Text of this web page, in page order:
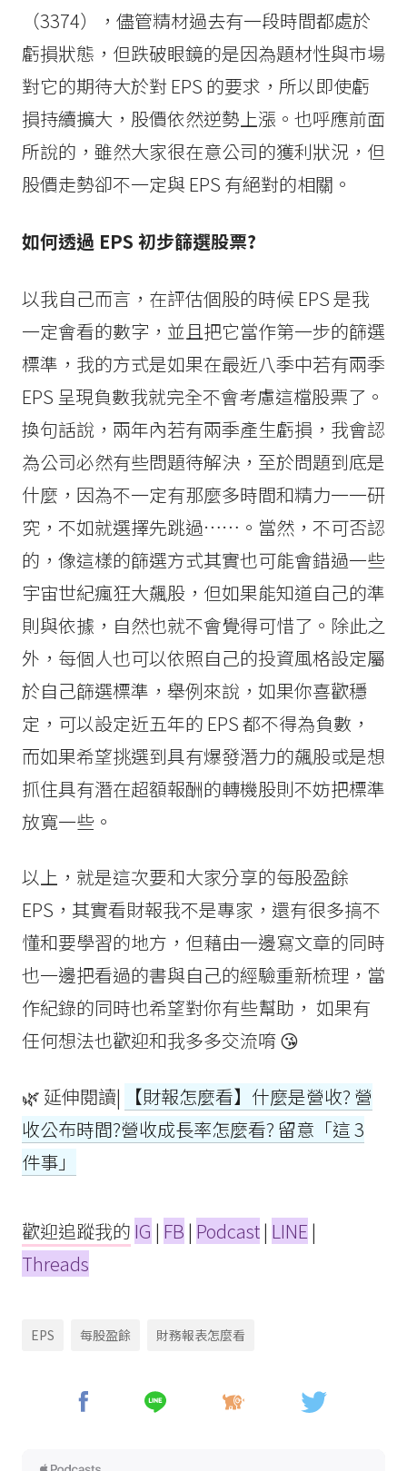
（3374），儘管精材過去有一段時間都處於
虧損狀態，但跌破眼鏡的是因為題材性與市場
對它的期待大於對 EPS 的要求，所以即使虧
損持續擴大，股價依然逆勢上漲。也呼應前面
所說的，雖然大家很在意公司的獲利狀況，但
股價走勢卻不一定與 EPS 有絕對的相關。
如何透過 EPS 初步篩選股票?
以我自己而言，在評估個股的時候 EPS 是我
一定會看的數字，並且把它當作第一步的篩選
標準，我的方式是如果在最近八季中若有兩季
EPS 呈現負數我就完全不會考慮這檔股票了。
換句話說，兩年內若有兩季產生虧損，我會認
為公司必然有些問題待解決，至於問題到底是
什麼，因為不一定有那麼多時間和精力一一研
究，不如就選擇先跳過……。當然，不可否認
的，像這樣的篩選方式其實也可能會錯過一些
宇宙世紀瘋狂大飆股，但如果能知道自己的準
則與依據，自然也就不會覺得可惜了。除此之
外，每個人也可以依照自己的投資風格設定屬
於自己篩選標準，舉例來說，如果你喜歡穩
定，可以設定近五年的 EPS 都不得為負數，
而如果希望挑選到具有爆發潛力的飆股或是想
抓住具有潛在超額報酬的轉機股則不妨把標準
放寬一些。
以上，就是這次要和大家分享的每股盈餘
EPS，其實看財報我不是專家，還有很多搞不
懂和要學習的地方，但藉由一邊寫文章的同時
也一邊把看過的書與自己的經驗重新梳理，當
作紀錄的同時也希望對你有些幫助， 如果有
任何想法也歡迎和我多多交流唷 😘
🌿 延伸閱讀|
【財報怎麼看】什麼是營收? 營
收公布時間?營收成長率怎麼看? 留意「這 3
件事」
歡迎追蹤我的 IG | FB | Podcast| LINE |
Threads
EPS 每股盈餘 財務報表怎麼看